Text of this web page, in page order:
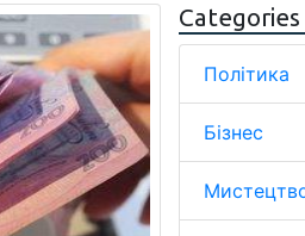
Categories
Політика
Бізнес